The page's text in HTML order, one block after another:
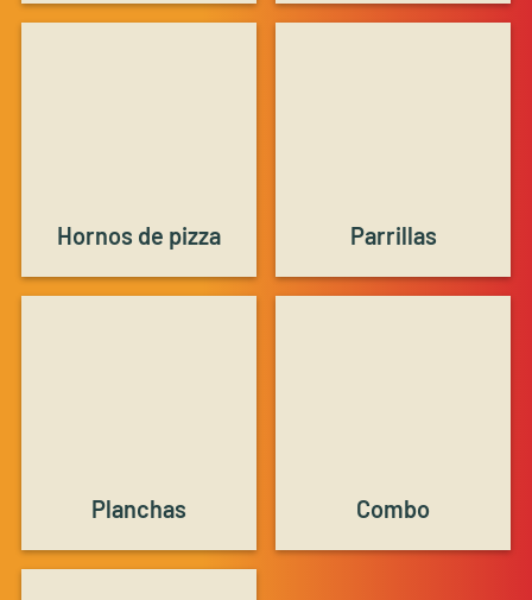
Hornos de pizza Parrillas
Planchas Combo